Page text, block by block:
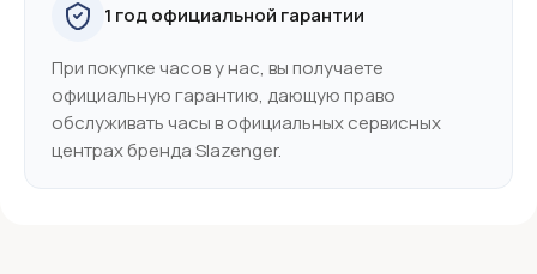
1 год официальной гарантии
При покупке часов у нас, вы получаете
официальную гарантию, дающую право
обслуживать часы в официальных сервисных
центрах бренда Slazenger.